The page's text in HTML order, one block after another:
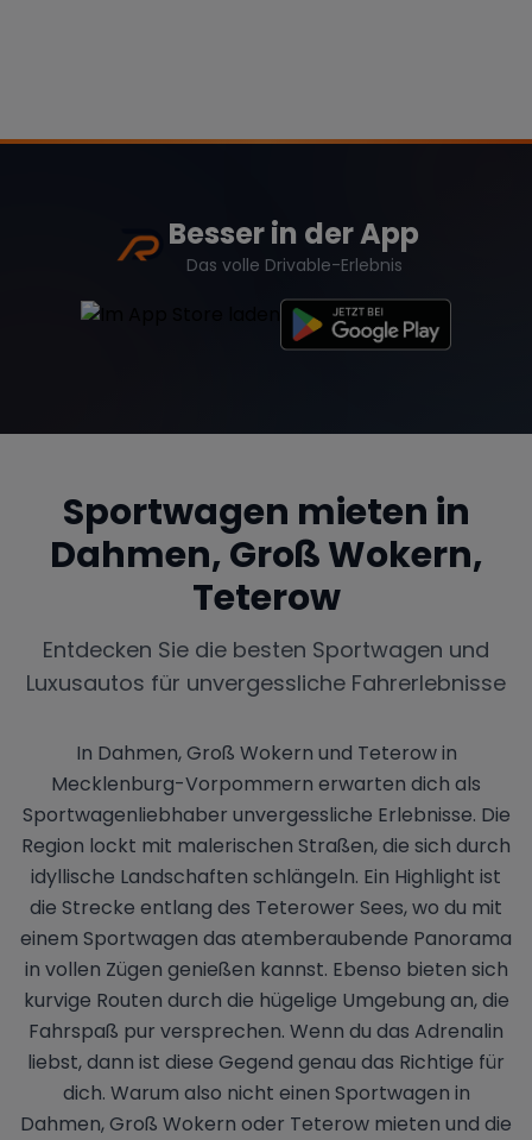
Besser in der App
Das volle Drivable-Erlebnis
Sportwagen mieten in
Dahmen, Groß Wokern,
Teterow
Entdecken Sie die besten Sportwagen und
Luxusautos für unvergessliche Fahrerlebnisse
In Dahmen, Groß Wokern und Teterow in
Mecklenburg-Vorpommern erwarten dich als
Sportwagenliebhaber unvergessliche Erlebnisse. Die
Region lockt mit malerischen Straßen, die sich durch
idyllische Landschaften schlängeln. Ein Highlight ist
die Strecke entlang des Teterower Sees, wo du mit
einem Sportwagen das atemberaubende Panorama
in vollen Zügen genießen kannst. Ebenso bieten sich
kurvige Routen durch die hügelige Umgebung an, die
Fahrspaß pur versprechen. Wenn du das Adrenalin
liebst, dann ist diese Gegend genau das Richtige für
dich. Warum also nicht einen Sportwagen in
Dahmen, Groß Wokern oder Teterow mieten und die